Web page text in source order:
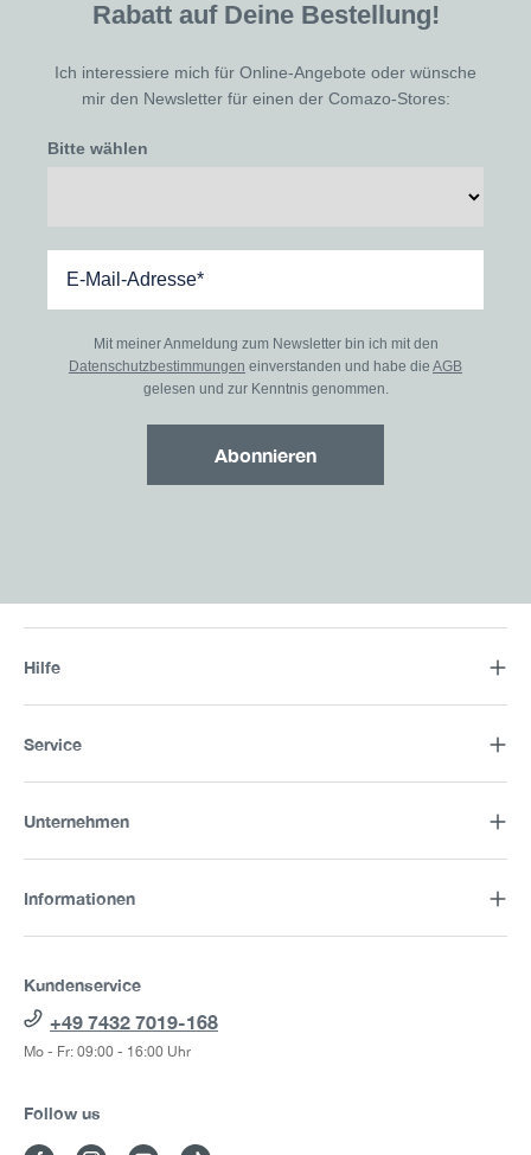
Rabatt auf Deine Bestellung!
Ich interessiere mich für Online-Angebote oder wünsche
mir den Newsletter für einen der Comazo-Stores:
Bitte wählen
Mit meiner Anmeldung zum Newsletter bin ich mit den
Datenschutzbestimmungen einverstanden und habe die AGB
gelesen und zur Kenntnis genommen.
Abonnieren
Hilfe
Service
Unternehmen
Informationen
Kundenservice
+49 7432 7019-168
Mo - Fr: 09:00 - 16:00 Uhr
Follow us